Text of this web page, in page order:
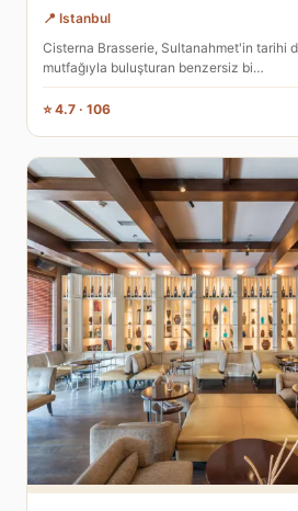
📍 Istanbul
Cisterna Brasserie, Sultanahmet'in tarihi
mutfağıyla buluşturan benzersiz bi…
⭐ 4.7 · 106